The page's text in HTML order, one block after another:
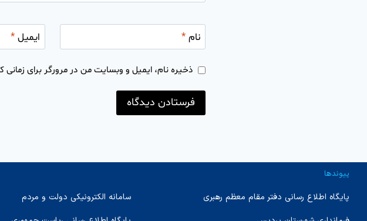
نام* ایمیل *
ذخیره نام، ایمیل و وبسایت من در مرورگر برای
پیوندها
پایگاه اطلاع رسانی دفتر مقام معظم رهبری
سامانه الکترونیکی دولت و مردم